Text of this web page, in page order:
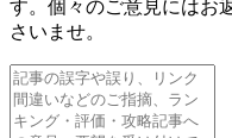
す。個々のご意見にはお
さいませ。